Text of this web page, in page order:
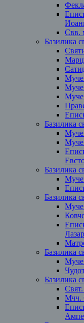
Свв.
Базилика
Базилика
Базилика
Базилика
Базилика
Базилика
Мчч.